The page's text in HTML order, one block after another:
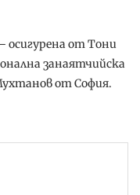
осигурена от Тони
занаятчийска
от София.